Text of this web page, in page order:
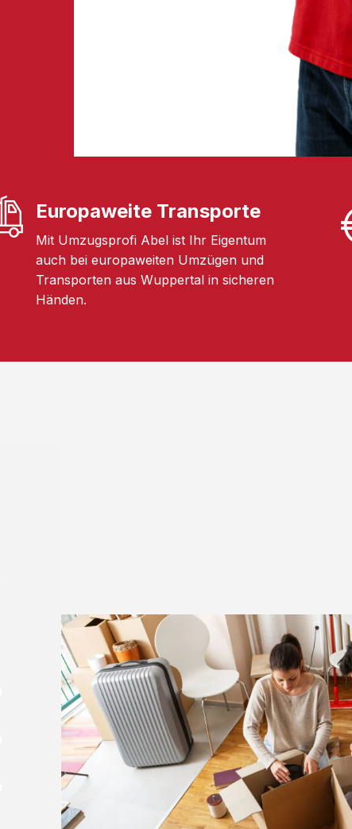
Europaweite Transporte
Mit Umzugsprofi Abel ist Ihr Eigentum
auch bei europaweiten Umzügen und
Transporten aus Wuppertal in sicheren
Händen.